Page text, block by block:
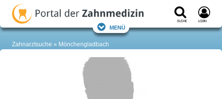
Suche Login
Menü
Zahnarztsuche Mönchengladbach